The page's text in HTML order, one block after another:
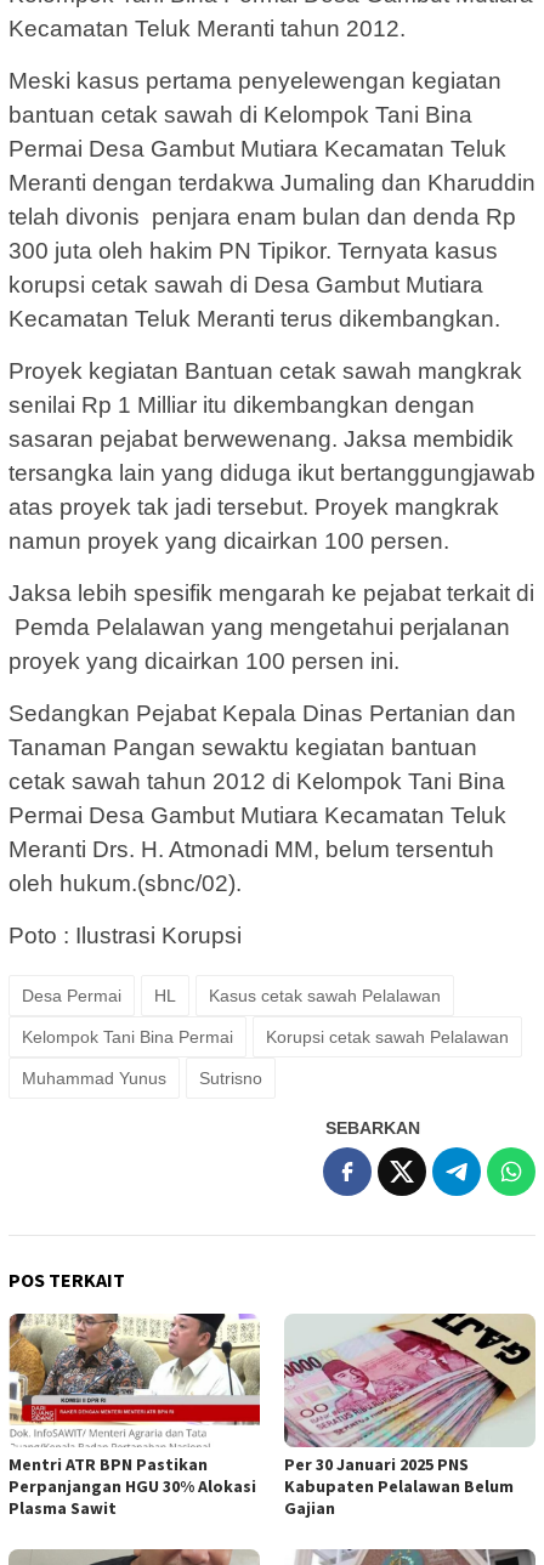
Kecamatan Teluk Meranti tahun 2012.
Meski kasus pertama penyelewengan kegiatan
bantuan cetak sawah di Kelompok Tani Bina
Permai Desa Gambut Mutiara Kecamatan Teluk
Meranti dengan terdakwa Jumaling dan Kharuddin
telah divonis penjara enam bulan dan denda Rp
300 juta oleh hakim PN Tipikor. Ternyata kasus
korupsi cetak sawah di Desa Gambut Mutiara
Kecamatan Teluk Meranti terus dikembangkan.
Proyek kegiatan Bantuan cetak sawah mangkrak
senilai Rp 1 Milliar itu dikembangkan dengan
sasaran pejabat berwewenang. Jaksa membidik
tersangka lain yang diduga ikut bertanggungjawab
atas proyek tak jadi tersebut. Proyek mangkrak
namun proyek yang dicairkan 100 persen.
Jaksa lebih spesifik mengarah ke pejabat terkait di
Pemda Pelalawan yang mengetahui perjalanan
proyek yang dicairkan 100 persen ini.
Sedangkan Pejabat Kepala Dinas Pertanian dan
Tanaman Pangan sewaktu kegiatan bantuan
cetak sawah tahun 2012 di Kelompok Tani Bina
Permai Desa Gambut Mutiara Kecamatan Teluk
Meranti Drs. H. Atmonadi MM, belum tersentuh
oleh hukum.(sbnc/02).
Poto : Ilustrasi Korupsi
Desa Permai HL Kasus cetak sawah Pelalawan
Kelompok Tani Bina Permai Korupsi cetak sawah Pelalawan
Muhammad Yunus Sutrisno
SEBARKAN
POS TERKAIT
Mentri ATR BPN Pastikan
Perpanjangan HGU 30% Alokasi
Plasma Sawit
Per 30 Januari 2025 PNS
Kabupaten Pelalawan Belum
Gajian